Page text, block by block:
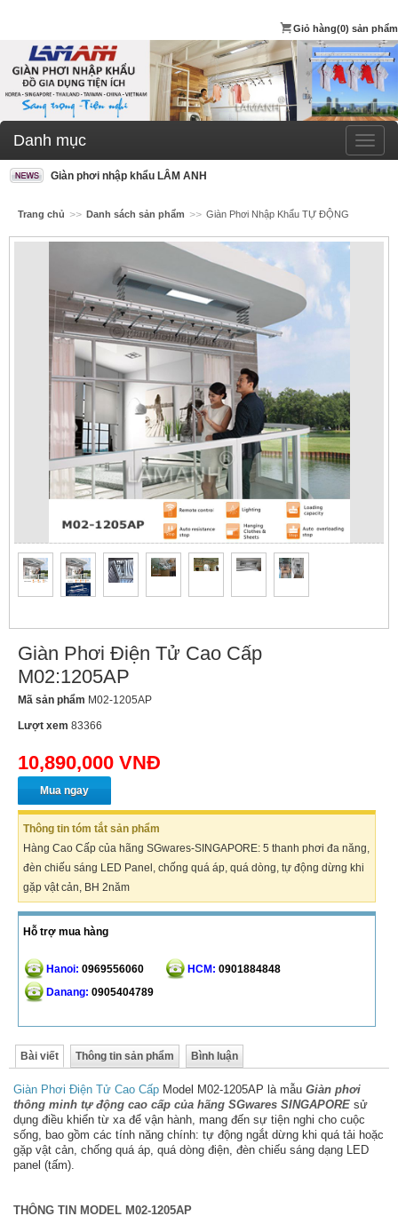
Giỏ hàng(0) sản phẩm
Danh mục
Giàn phơi nhập khẩu LÂM ANH
Trang chủ >> Danh sách sản phẩm >> Giàn Phơi Nhập Khẩu TỰ ĐỘNG
Giàn Phơi Điện Tử Cao Cấp
M02:1205AP
Mã sản phẩm M02-1205AP
Lượt xem 83366
10,890,000 VNĐ
Mua ngay
Thông tin tóm tắt sản phẩm
Hàng Cao Cấp của hãng SGwares-SINGAPORE: 5 thanh phơi đa năng,
đèn chiếu sáng LED Panel, chống quá áp, quá dòng, tự động dừng khi
gặp vật cản, BH 2năm
Hỗ trợ mua hàng
Hanoi: 0969556060 HCM: 0901884848
Danang: 0905404789
Bài viết Thông tin sản phẩm Bình luận
Giàn Phơi Điện Tử Cao Cấp Model M02-1205AP là mẫu Giàn phơi
thông minh tự động cao cấp của hãng SGwares SINGAPORE sử
dụng điều khiển từ xa để vận hành, mang đến sự tiện nghi cho cuộc
sống, bao gồm các tính năng chính: tự động ngắt dừng khi quá tải hoặc
gặp vật cản, chống quá áp, quá dòng điện, đèn chiếu sáng dạng LED
panel (tấm).
THÔNG TIN MODEL M02-1205AP